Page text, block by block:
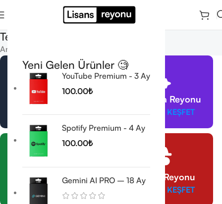
Yeni Gelen Ürünler 🧐
YouTube Premium - 3 Ay
100.00₺
Spotify Premium - 4 Ay
100.00₺
Gemini AI PRO – 18 Ay
Test
Anasayfa
VPN Reyonu
ÜRÜNLERİ KEŞFET
Yapay Zeka Reyonu
ÜRÜNLERİ KEŞFET
CorelDraw Reyonu
ÜRÜNLERİ KEŞFET
Antivirüs Reyonu
ÜRÜNLERİ KEŞFET